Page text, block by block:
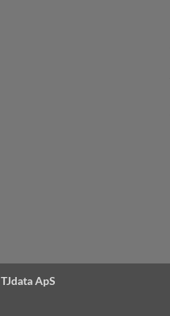
TJdata ApS